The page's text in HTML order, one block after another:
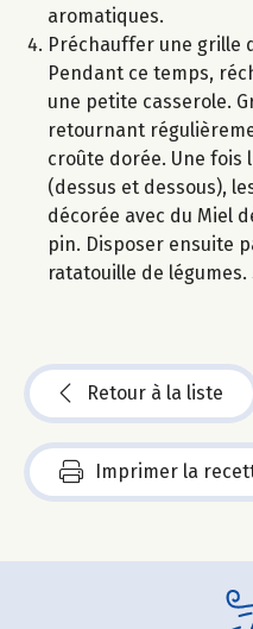
aromatiques.
Préchauffer une grille
Pendant ce temps,
une petite casserole.
retournant
croûte dorée. Une fois
(dessus et dessous),
décorée avec du Miel
pin. Disposer ensuite
ratatouille de
Retour à la liste
Imprimer la